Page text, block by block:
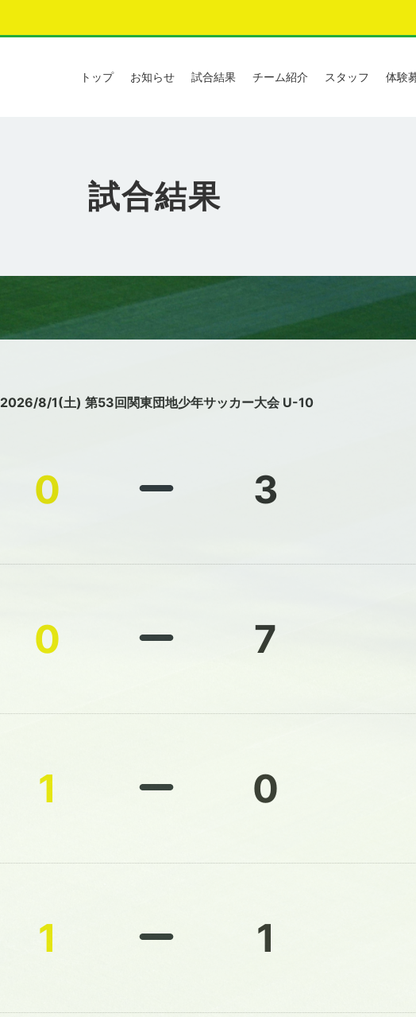
トップ お知らせ 試合結果 チーム紹介 スタッフ 体験
試合結果
2026/8/1(土) 第53回関東団地少年サッカー大会 U-10
0 3
0 7
1 0
1 1